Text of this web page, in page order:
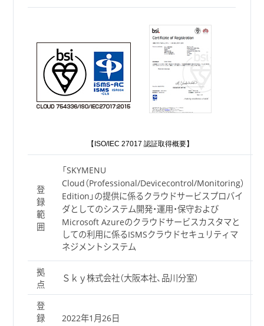
【ISO/IEC 27017 認証取得概要】
登
録
範
囲
「SKYMENU
Cloud（Professional/Devicecontrol/Monitoring）
Edition」の提供に係るクラウドサービスプロバイ
ダとしてのシステム開発・運用・保守および
Microsoft Azureのクラウドサービスカスタマと
しての利用に係るISMSクラウドセキュリティマ
ネジメントシステム
拠
点
Ｓｋｙ株式会社（大阪本社、品川分室）
登
録
2022年1月26日